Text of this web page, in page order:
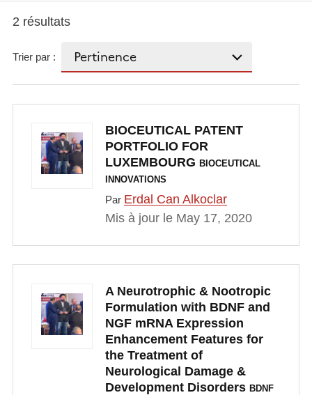
2 résultats
Trier par :
BIOCEUTICAL PATENT
PORTFOLIO FOR
LUXEMBOURG BIOCEUTICAL
INNOVATIONS
Par Erdal Can Alkoclar
Mis à jour le May 17, 2020
A Neurotrophic & Nootropic
Formulation with BDNF and
NGF mRNA Expression
Enhancement Features for
the Treatment of
Neurological Damage &
Development Disorders BDNF